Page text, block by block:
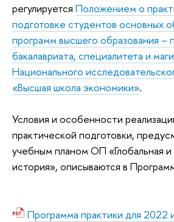
регулируется Положением о
подготовке студентов основных
программ высшего образования –
бакалавриата, специалитета и
Национального
«Высшая школа экономики».
Условия и особенности
практической подготовки,
учебным планом ОП «Глобальная и
история», описываются в
Программа практики для 2022